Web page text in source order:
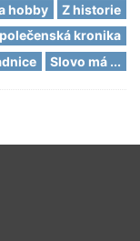
hobby
Z historie
kronika
Slovo má ...